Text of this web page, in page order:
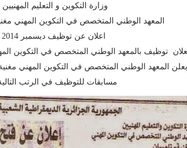
وزارة التكوين و التعليم المهنيين
المعهد الوطني المتخصص في التكوين المهني
اعلان عن توظيف ديسمبر 2014
توظيف بالمعهد الوطني المتخصص في التكوين
يعلن المعهد الوطني المتخصص في التكوين المهني
مسابقات للتوظيف في الرتب